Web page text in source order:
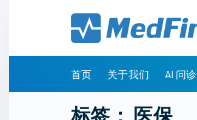
首页 关于我们 AI 问诊
标签： 医保